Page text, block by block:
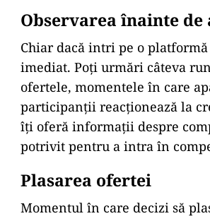
și licitații care prelungesc
minute. În unele cazuri
mică ofertă acceptată.
Stabilirea bugetului
Fiecare participare ar trebui
valoarea reală a bunului, de
ritmul licitației și să iei decizii
maximă, restul acțiunilor se